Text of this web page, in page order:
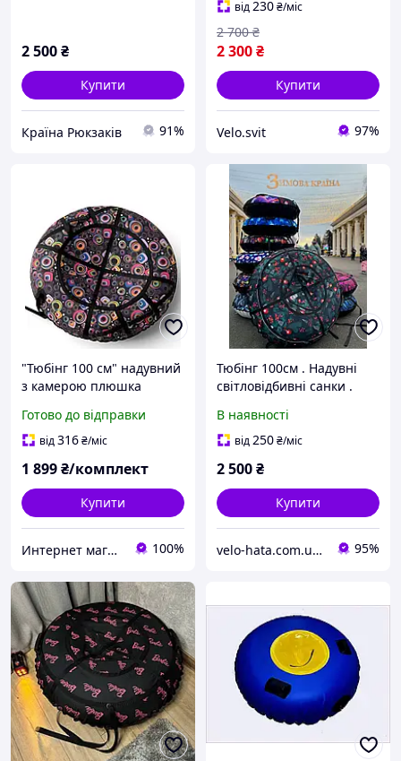
2 500₴
Купити
Країна Рюкзаків 91%
гірці
від230₴/міс
2 300₴
2 700 ₴
Купити
Velo.svit 97%
"Тюбінг 100 см" надувний
з камерою плюшка
дівчинка для дорослих
санки крижана гірок снігу
Готово до відправки
від316₴/міс
1 899₴/комплект
Купити
Интернет магазин Extrime.as 100%
Тюбінг 100см . Надувні
світловідбивні санки .
снігу , шайба для катання
. Плюшка
В наявності
від250₴/міс
2 500₴
Купити
velo-hata.com.ua Магазин товарів для активного спорту та відпочинку 95%